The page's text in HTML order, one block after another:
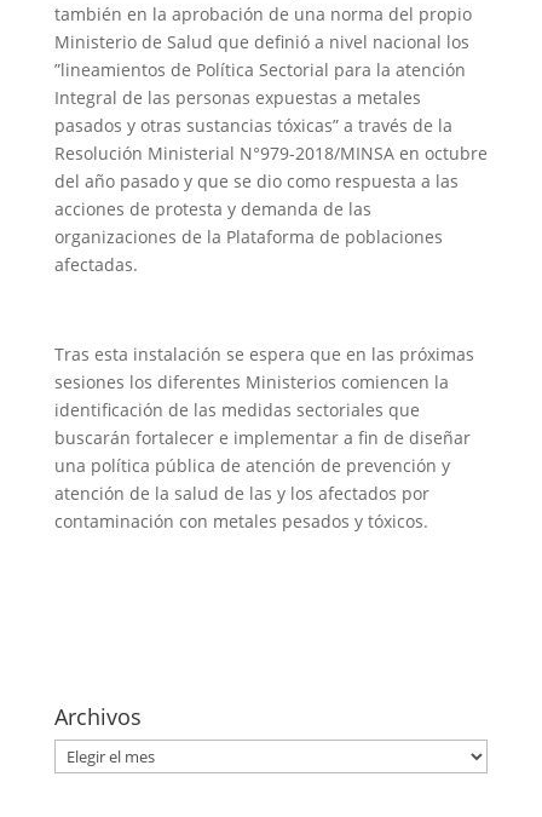
también en la aprobación de una norma del propio
Ministerio de Salud que definió a nivel nacional los
”lineamientos de Política Sectorial para la atención
Integral de las personas expuestas a metales
pasados y otras sustancias tóxicas” a través de la
Resolución Ministerial N°979-2018/MINSA en octubre
del año pasado y que se dio como respuesta a las
acciones de protesta y demanda de las
organizaciones de la Plataforma de poblaciones
afectadas.
Tras esta instalación se espera que en las próximas
sesiones los diferentes Ministerios comiencen la
identificación de las medidas sectoriales que
buscarán fortalecer e implementar a fin de diseñar
una política pública de atención de prevención y
atención de la salud de las y los afectados por
contaminación con metales pesados y tóxicos.
Archivos
Archivos